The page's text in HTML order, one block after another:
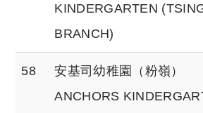
KINDERGARTEN
BRANCH)
58
安基司幼稚園（粉嶺）
ANCHORS